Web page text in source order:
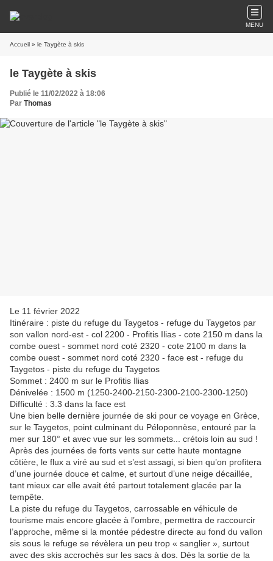
MENU
Accueil » le Taygète à skis
le Taygète à skis
Publié le 11/02/2022 à 18:06
Par Thomas
Le 11 février 2022
Itinéraire : piste du refuge du Taygetos - refuge du Taygetos par
son vallon nord-est - col 2200 - Profitis Ilias - cote 2150 m dans la
combe ouest - sommet nord coté 2320 - cote 2100 m dans la
combe ouest - sommet nord coté 2320 - face est - refuge du
Taygetos - piste du refuge du Taygetos
Sommet : 2400 m sur le Profitis Ilias
Dénivelée : 1500 m (1250-2400-2150-2300-2100-2300-1250)
Difficulté : 3.3 dans la face est
Une bien belle dernière journée de ski pour ce voyage en Grèce,
sur le Taygetos, point culminant du Péloponnèse, entouré par la
mer sur 180° et avec vue sur les sommets... crétois loin au sud !
Après des journées de forts vents sur cette haute montagne
côtière, le flux a viré au sud et s’est assagi, si bien qu’on profitera
d’une journée douce et calme, et surtout d’une neige décaillée,
tant mieux car elle avait été partout totalement glacée par la
tempête.
La piste du refuge du Taygetos, carrossable en véhicule de
tourisme mais encore glacée à l’ombre, permettra de raccourcir
l’approche, même si la montée pédestre directe au fond du vallon
sis sous le refuge se révèlera un peu trop « sanglier », surtout
avec des skis accrochés sur les sacs à dos. Dès la sortie de la